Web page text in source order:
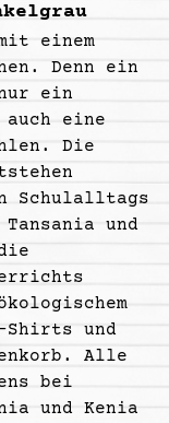
einem
Denn ein
ein
eine
. Die
Schulalltags
und
Shirts und
Alle
bei
und Kenia